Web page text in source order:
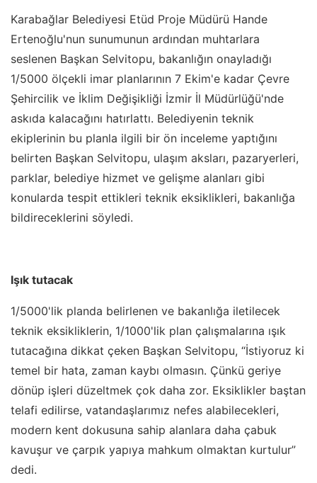
Karabağlar Belediyesi Etüd Proje Müdürü Hande
Ertenoğlu'nun sunumunun ardından muhtarlara
seslenen Başkan Selvitopu, bakanlığın onayladığı
1/5000 ölçekli imar planlarının 7 Ekim'e kadar Çevre
Şehircilik ve İklim Değişikliği İzmir İl Müdürlüğü'nde
askıda kalacağını hatırlattı. Belediyenin teknik
ekiplerinin bu planla ilgili bir ön inceleme yaptığını
belirten Başkan Selvitopu, ulaşım aksları, pazaryerleri,
parklar, belediye hizmet ve gelişme alanları gibi
konularda tespit ettikleri teknik eksiklikleri, bakanlığa
bildireceklerini söyledi.
Işık tutacak
1/5000'lik planda belirlenen ve bakanlığa iletilecek
teknik eksikliklerin, 1/1000'lik plan çalışmalarına ışık
tutacağına dikkat çeken Başkan Selvitopu, “İstiyoruz ki
temel bir hata, zaman kaybı olmasın. Çünkü geriye
dönüp işleri düzeltmek çok daha zor. Eksiklikler baştan
telafi edilirse, vatandaşlarımız nefes alabilecekleri,
modern kent dokusuna sahip alanlara daha çabuk
kavuşur ve çarpık yapıya mahkum olmaktan kurtulur”
dedi.